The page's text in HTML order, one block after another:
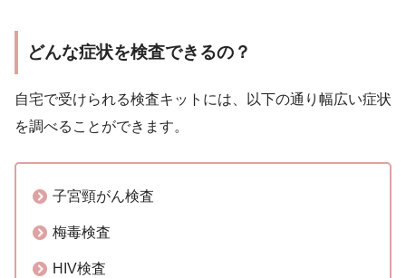
どんな症状を検査できるの？
自宅で受けられる検査キットには、以下の通り幅広い症状
を調べることができます。
子宮頸がん検査
梅毒検査
HIV検査